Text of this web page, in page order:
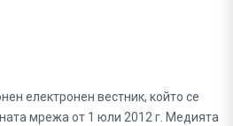
електронен вестник, който се
мрежа от 1 юли 2012 г. Медията